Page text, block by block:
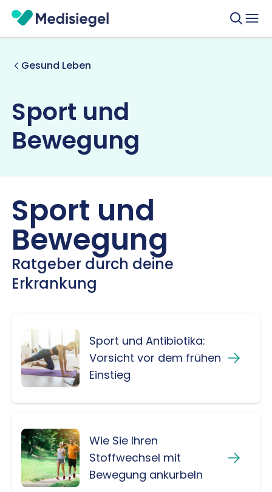
Gesund Leben
Sport und
Bewegung
Sport und
Bewegung
Ratgeber durch deine
Erkrankung
Sport und Antibiotika:
Vorsicht vor dem frühen
Einstieg
Wie Sie Ihren
Stoffwechsel mit
Bewegung ankurbeln